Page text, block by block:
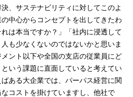
、サステナビリティに対してこのよ
中心からコンセプトを出してきたわ
は本当ですか？」「社内に浸透して
も少なくないのではないかと思いま
ント以下や全国の支店の従業員にど
いう課題に直面していると考えてい
ある大企業では、パーパス経営に関
コストを掛けていますし、他社で